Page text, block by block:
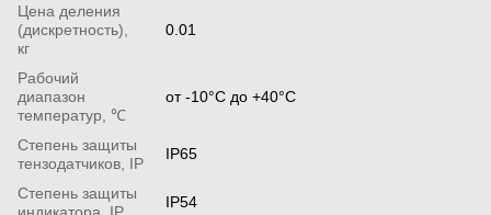
Цена деления
(дискретность),
кг
0.01
Рабочий
диапазон
температур, ℃
от -10°С до +40°С
Степень защиты
тензодатчиков, IP
IP65
Степень защиты
индикатора, IP
IP54